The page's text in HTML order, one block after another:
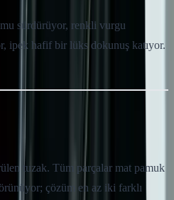
sürdürüyor, renkli vurgu
ipek hafif bir lüks dokunuş katıyor.
tuzak. Tüm parçalar mat pamuk
çözüm en az iki farklı